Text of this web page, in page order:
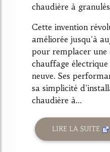
chaudière à
Cette invention
améliorée jusqu'à
pour remplacer une
chauffage
neuve. Ses
sa simplicité
chaudière à...
LIRE LA SUITE